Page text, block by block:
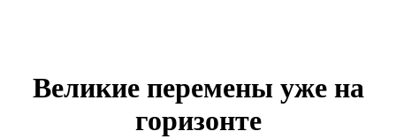
Великие перемены уже на
горизонте